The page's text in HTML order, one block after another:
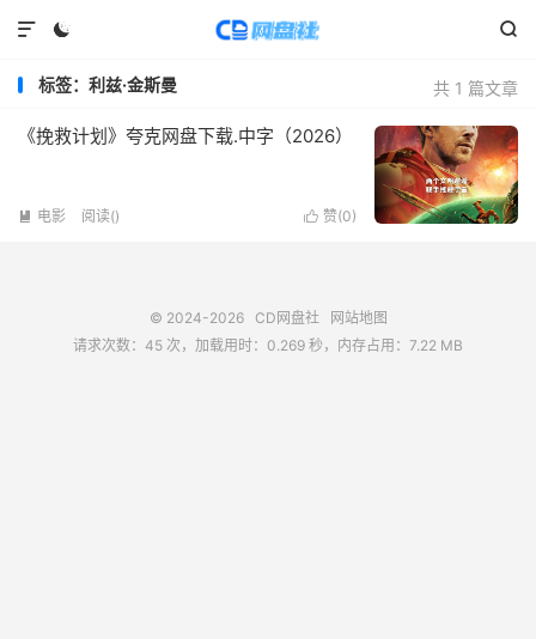
 

共 1 篇文章
标签：利兹·金斯曼
《挽救计划》夸克网盘下载.中字（2026）
 赞(0)
 电影 阅读()
© 2024-2026 CD网盘社
网站地图
请求次数：45 次，加载用时：0.269 秒，内存占用：7.22 MB